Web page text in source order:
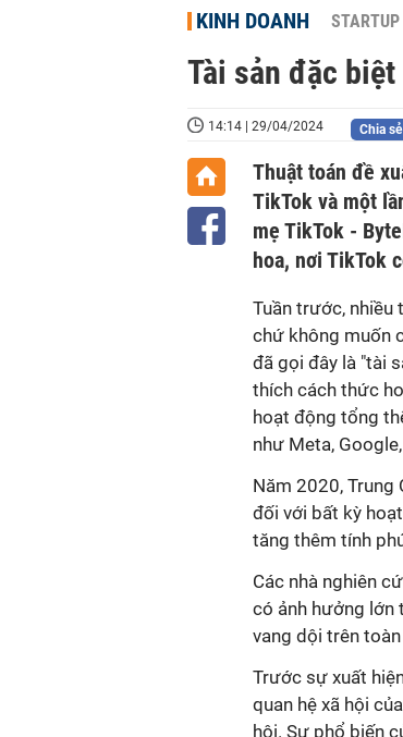
KINH DOANH STARTUP
Tài sản đặc
14:14 | 29/04/2024 Chia sẻ
Thuật toán đề
TikTok và một
mẹ TikTok -
hoa, nơi TikTok
Tuần trước, nhiều
chứ không muốn
đã gọi đây là "tài
thích cách thức
hoạt động tổng
như Meta,
Năm 2020, Trung
đối với bất kỳ
tăng thêm tính
Các nhà nghiên
có ảnh hưởng lớn
vang dội trên toàn
Trước sự xuất
quan hệ xã hội
hội. Sự phổ biến